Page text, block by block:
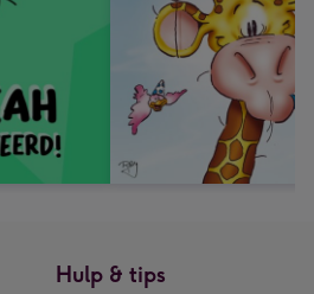
Hulp & tips